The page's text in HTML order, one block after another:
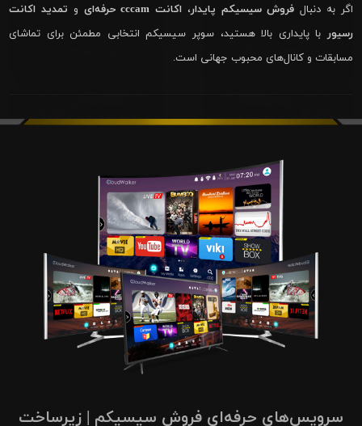
اگر به دنبال فروش سیسیکم پایدار، اکانت cccam حرفه‌ای و تمدید اکانت
رسیور با پایداری بالا هستید، سوپر سیسیکم انتخابی مطمئن برای تماشای
مسابقات و کانال‌های محبوب جهانی است.
سرویس‌های حرفه‌ای فروش سیسیکم | زیرساخت